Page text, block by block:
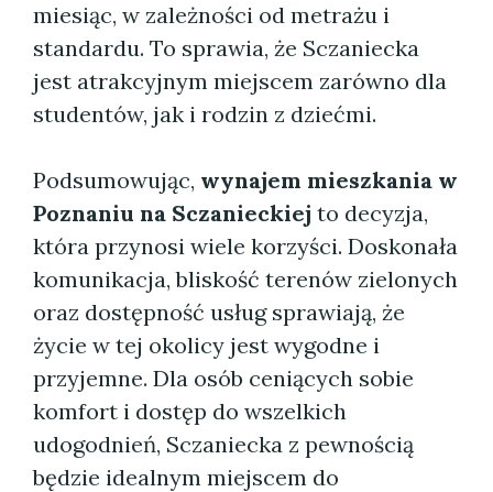
miesiąc, w zależności od metrażu i
standardu. To sprawia, że Sczaniecka
jest atrakcyjnym miejscem zarówno dla
studentów, jak i rodzin z dziećmi.
Podsumowując, wynajem mieszkania w
Poznaniu na Sczanieckiej to decyzja,
która przynosi wiele korzyści. Doskonała
komunikacja, bliskość terenów zielonych
oraz dostępność usług sprawiają, że
życie w tej okolicy jest wygodne i
przyjemne. Dla osób ceniących sobie
komfort i dostęp do wszelkich
udogodnień, Sczaniecka z pewnością
będzie idealnym miejscem do